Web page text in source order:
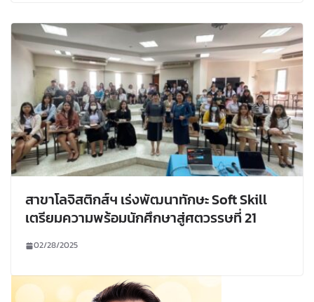
สาขาโลจิสติกส์ฯ เร่งพัฒนาทักษะ Soft Skill
เตรียมความพร้อมนักศึกษาสู่ศตวรรษที่ 21
02/28/2025